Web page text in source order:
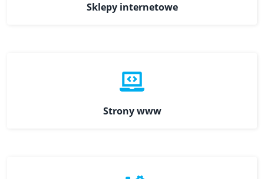
Sklepy internetowe
Strony www